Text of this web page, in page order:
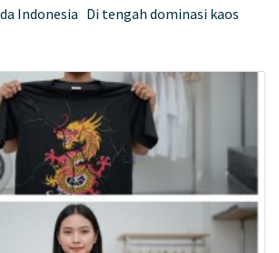
Indonesia Di tengah dominasi kaos